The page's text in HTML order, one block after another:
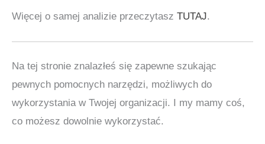
Więcej o samej analizie przeczytasz TUTAJ.
Na tej stronie znalazłeś się zapewne szukając
pewnych pomocnych narzędzi, możliwych do
wykorzystania w Twojej organizacji. I my mamy coś,
co możesz dowolnie wykorzystać.